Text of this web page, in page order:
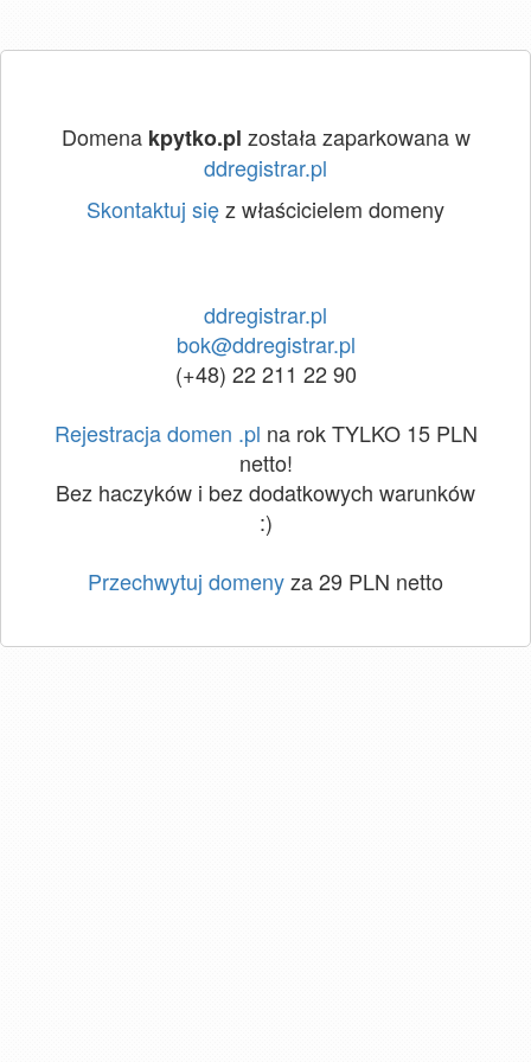
Domena kpytko.pl została zaparkowana w
ddregistrar.pl
Skontaktuj sięz właścicielem domeny
ddregistrar.pl
bok@ddregistrar.pl
(+48) 22 211 22 90
Rejestracja domen .pl na rok TYLKO 15 PLN
netto!
Bez haczyków i bez dodatkowych warunków
:)
Przechwytuj domenyza 29 PLN netto